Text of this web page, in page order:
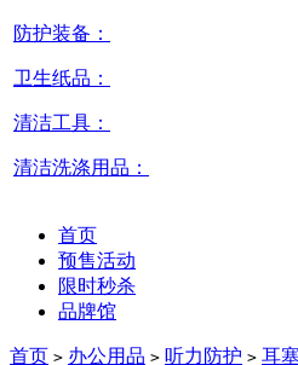
防护装备：
卫生纸品：
清洁工具：
清洁洗涤用品：
首页
预售活动
限时秒杀
品牌馆
首页 > 办公用品 > 听力防护 > 耳